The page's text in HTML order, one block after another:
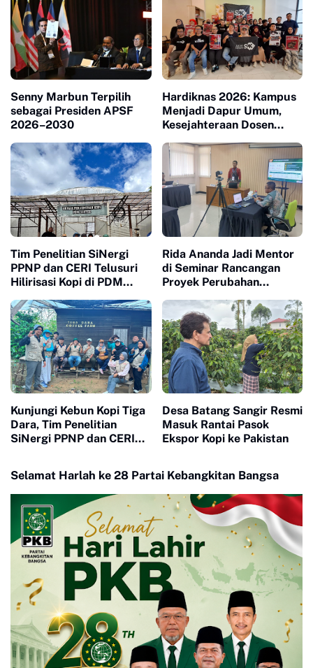
Senny Marbun Terpilih
sebagai Presiden APSF
2026–2030
Hardiknas 2026: Kampus
Menjadi Dapur Umum,
Kesejahteraan Dosen
Tim Penelitian SiNergi
PPNP dan CERI Telusuri
Hilirisasi Kopi di PDM
Rida Ananda Jadi Mentor
di Seminar Rancangan
Proyek Perubahan
Nasional
Kunjungi Kebun Kopi Tiga
Dara, Tim Penelitian
SiNergi PPNP dan CERI
Indonesia
Desa Batang Sangir Resmi
Masuk Rantai Pasok
Ekspor Kopi ke Pakistan
Selamat Harlah ke 28 Partai Kebangkitan Bangsa